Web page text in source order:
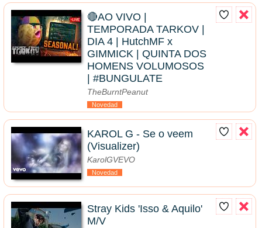
🔴AO VIVO |
TEMPORADA TARKOV |
DIA 4 | HutchMF x
GIMMICK | QUINTA DOS
HOMENS VOLUMOSOS
| #BUNGULATE
TheBurntPeanut
Novedad
KAROL G - Se o veem
(Visualizer)
KarolGVEVO
Novedad
Stray Kids 'Isso & Aquilo'
M/V